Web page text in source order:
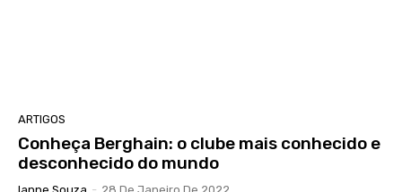
ARTIGOS
Conheça Berghain: o clube mais conhecido e
desconhecido do mundo